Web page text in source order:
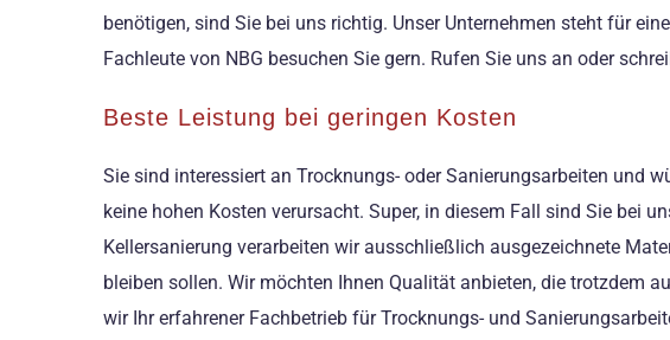
benötigen, sind Sie bei uns richtig. Unser Unternehmen steht für
Fachleute von NBG besuchen Sie gern. Rufen Sie uns an oder
Beste Leistung bei geringen Kosten
Sie sind interessiert an Trocknungs- oder Sanierungsarbeiten und
keine hohen Kosten verursacht. Super, in diesem Fall sind Sie bei
Kellersanierung verarbeiten wir ausschließlich ausgezeichnete
bleiben sollen. Wir möchten Ihnen Qualität anbieten, die trotzdem
wir Ihr erfahrener Fachbetrieb für Trocknungs- und